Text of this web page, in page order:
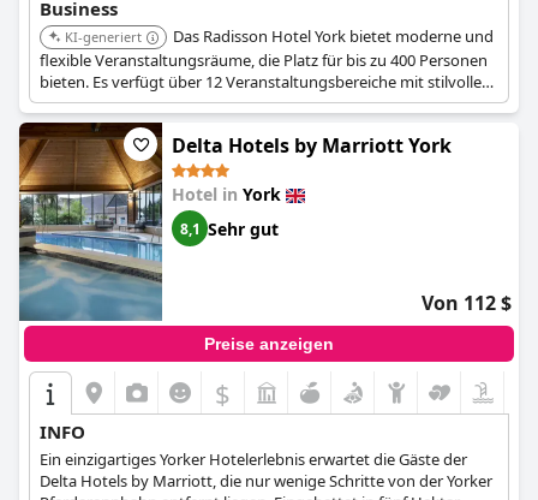
Business
KI-generiert
Das Radisson Hotel York bietet moderne und
flexible Veranstaltungsräume, die Platz für bis zu 400 Personen
bieten. Es verfügt über 12 Veranstaltungsbereiche mit stilvollem
Design und modernen Annehmlichkeiten. Das Hotel bietet
Breakout-Räume, individuelle Klimatisierung, einstellbare
Beleuchtung, audiovisuelle Technologie und Catering-Dienste.
Delta Hotels by Marriott York
Hotel in York
8,1 Sehr gut
Von 112 $
Preise anzeigen
$
INFO
Ein einzigartiges Yorker Hotelerlebnis erwartet die Gäste der
Delta Hotels by Marriott, die nur wenige Schritte von der Yorker